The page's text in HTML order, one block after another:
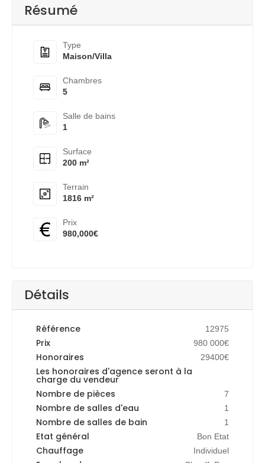
Résumé
Type
Maison/Villa
Chambres
5
Salle de bains
1
Surface
200 m²
Terrain
1816 m²
Prix
980,000€
Détails
Référence 12975
Prix 980 000€
Honoraires 29400€
Les honoraires d'agence seront à la
charge du vendeur
Nombre de pièces
7
Nombre de salles d'eau 1
Nombre de salles de bain 1
Etat général Bon Etat
Chauffage Individuel